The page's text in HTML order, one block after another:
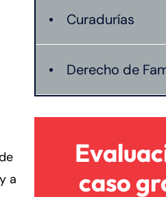
a
Curadurías
Derecho de
Lesión
Lesión por
caso